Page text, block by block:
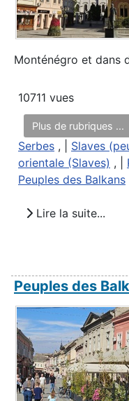
Monténégro et dans
10711 vues
Plus de rubriques ...
Serbes , | Slaves
orientale (Slaves) , |
Peuples des Balkans
Lire la suite...
Peuples des